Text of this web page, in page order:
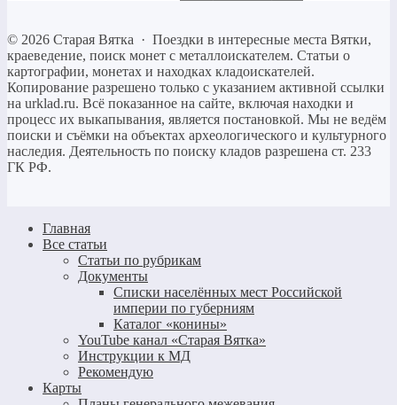
© 2026 Старая Вятка · Поездки в интересные места Вятки,
краеведение, поиск монет с металлоискателем. Статьи о
картографии, монетах и находках кладоискателей.
Копирование разрешено только c указанием активной ссылки
на urklad.ru. Всё показанное на сайте, включая находки и
процесс их выкапывания, является постановкой. Мы не ведём
поиски и съёмки на объектах археологического и культурного
наследия. Деятельность по поиску кладов разрешена ст. 233
ГК РФ.
Главная
Все статьи
Статьи по рубрикам
Документы
Списки населённых мест Российской
империи по губерниям
Каталог «конины»
YouTube канал «Старая Вятка»
Инструкции к МД
Рекомендую
Карты